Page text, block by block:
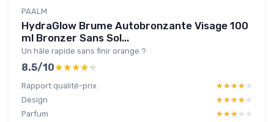
PAALM
HydraGlow Brume Autobronzante Visage 100
ml Bronzer Sans Sol...
Un hâle rapide sans finir orange ?
8.5/10★★★★★
★★★★★
Rapport qualité-prix ★★★★★
★★★★★
Design
★★★★★
★★★★★
Parfum
★★★★★
★★★★★